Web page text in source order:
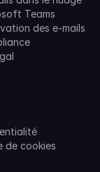
Teams
des e-mails
de cookies